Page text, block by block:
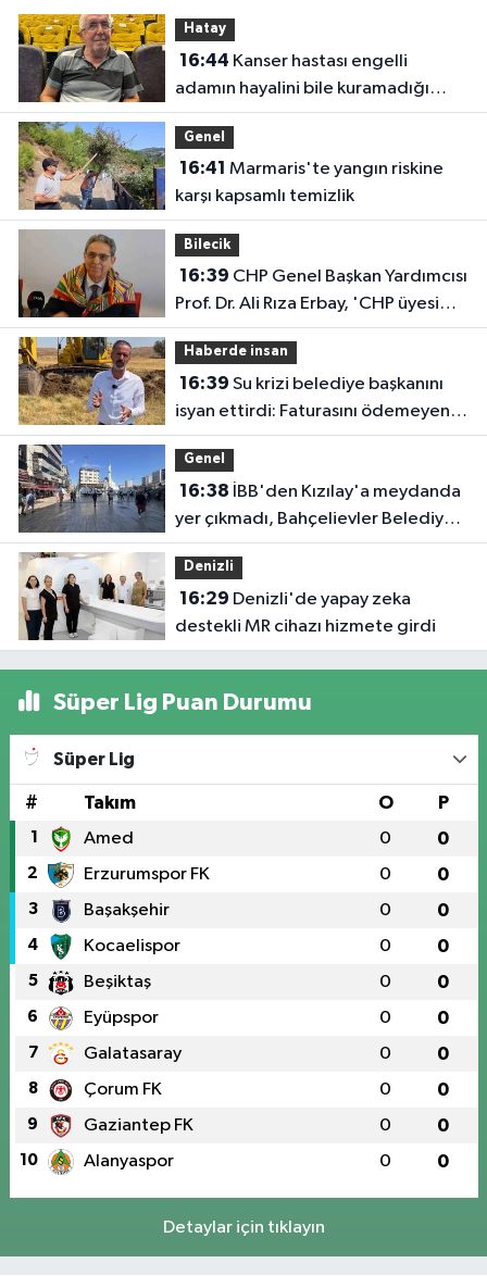
Hatay
16:44
adamın hayalini bile kuramadığı
evine kavuşunca döktüğü gözyaşı
duygulandırdı
Genel
16:41
karşı kapsamlı temizlik
Bilecik
16:39
Prof. Dr. Ali Rıza Erbay, 'CHP üyesi
olmak inanç ister, emek ister, yürek
ister'
Haberde insan
16:39
isyan ettirdi: Faturasını ödemeyen
vatandaşlara böyle seslendi
Genel
16:38
yer çıkmadı, Bahçelievler Belediyesi
yer tahsis etti
Denizli
16:29
destekli MR cihazı hizmete girdi
Süper Lig Puan Durumu
Süper Lig
# Takım O P
1 Amed 0 0
2 Erzurumspor FK 0 0
3 Başakşehir 0 0
4 Kocaelispor 0 0
5 Beşiktaş 0 0
6 Eyüpspor 0 0
7 Galatasaray 0 0
8 Çorum FK 0 0
9 Gaziantep FK 0 0
10 Alanyaspor 0 0
Detaylar için tıklayın